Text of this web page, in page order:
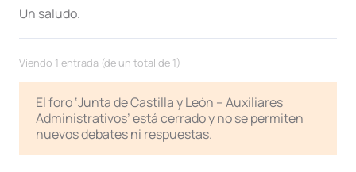
Un saludo.
Viendo 1 entrada (de un total de 1)
El foro ‘Junta de Castilla y León – Auxiliares
Administrativos’ está cerrado y no se permiten
nuevos debates ni respuestas.